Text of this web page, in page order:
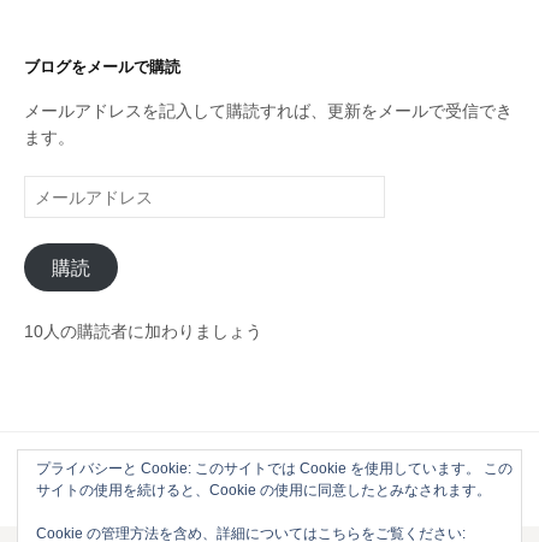
リ
ブログをメールで購読
メールアドレスを記入して購読すれば、更新をメールで受信でき
ます。
ー
ル
ア
ド
レ
購読
10人の購読者に加わりましょう
Powered byWordPress | Theme byThemehaus
プライバシーと Cookie: このサイトでは Cookie を使用しています。 この
サイトの使用を続けると、Cookie の使用に同意したとみなされます。
Cookie の管理方法を含め、詳細についてはこちらをご覧ください: